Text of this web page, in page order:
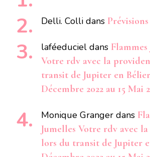
Delli. Colli dans
laféeduciel dans
Votre rdv avec la
transit de Jupiter en
Décembre 2022 au 15 Mai
Monique Granger dans
Jumelles Votre rdv avec
lors du transit de Jupiter